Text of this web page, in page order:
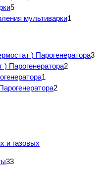
5
мультиварки1
) Парогенератора3
) Парогенератора2
1
2
и газовых
33